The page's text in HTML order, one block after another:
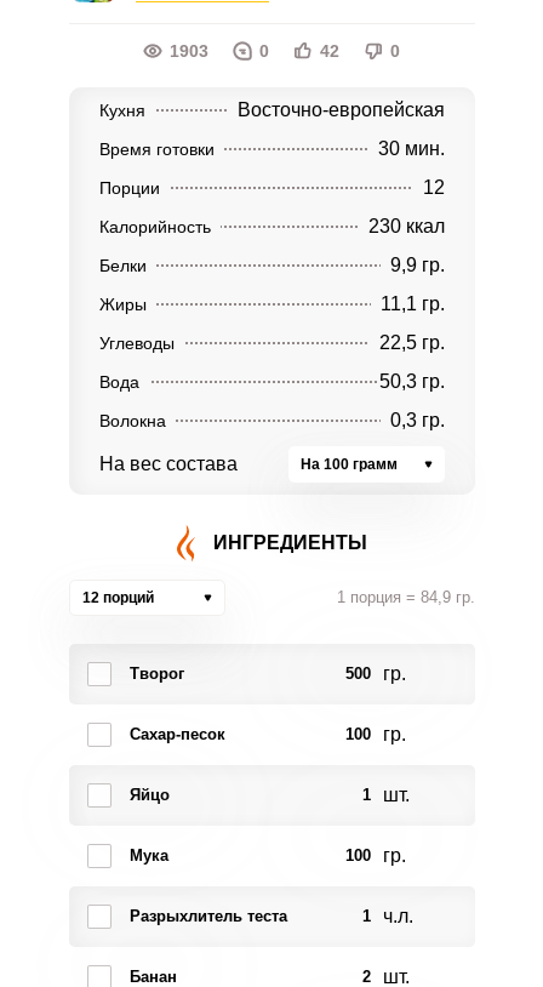
1903 0 42 0
Кухня Восточно-европейская
Время готовки 30 мин.
Порции 12
Калорийность 230 ккал
Белки 9,9 гр.
Жиры 11,1 гр.
Углеводы 22,5 гр.
Вода 50,3 гр.
Волокна 0,3 гр.
На вес состава На 100 грамм
ИНГРЕДИЕНТЫ
12 порций 1 порция = 84,9 гр.
Творог 500 гр.
Сахар-песок 100 гр.
Яйцо 1 шт.
Мука 100 гр.
Разрыхлитель теста 1 ч.л.
Банан 2 шт.